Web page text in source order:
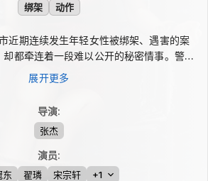
绑架
动作
近期连续发生年轻女性被绑架、遇害的案
都牵连着一段难以公开的秘密情事。警方
实中的失意者与心理扭曲者通过互联网聚
向残酷犯罪。面对错综复杂的线索和重重迷
予以擒获或击毙。
展开更多
导演:
张杰
演员:
东 翟璘 宋宗轩 +1